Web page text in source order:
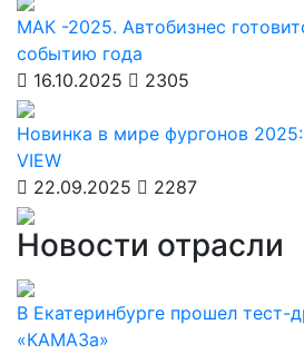
МАК -2025. Автобизнес
событию года
16.10.2025
2305
Новинка в мире фургонов
VIEW
22.09.2025
2287
Новости отрасли
В Екатеринбурге прошел тест-
«КАМАЗа»